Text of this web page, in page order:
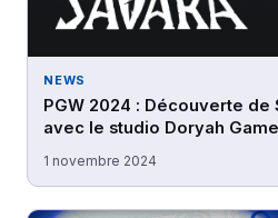
NEWS
PGW 2024 : Découverte
avec le studio Doryah
1 novembre 2024